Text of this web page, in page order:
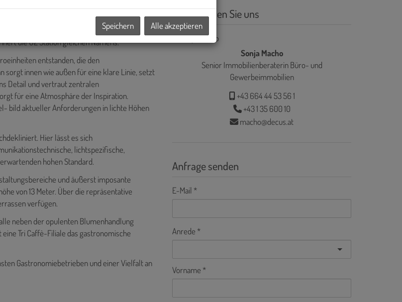
und auffällig unmittelbar am Schottenring. Mit
des „Rings“ zum Weltkulturerbe
wurde 1870 nach dem Schottenstift
die U2 Station gleichen Namens.
entstanden, die den
sorgt innen wie außen für eine klare Linie, setzt
Detail und vertraut zentralen
für eine Atmosphäre der Inspiration.
bild aktueller Anforderungen in lichte Höhen
Hier lässt es sich
lichtspezifische,
hohen Standard.
und äußerst imposante
von 13 Meter. Über die repräsentative
verfügen.
neben der opulenten Blumenhandlung
Tri Caffè-Filiale das gastronomische
Gastronomiebetrieben und einer Vielfalt an
Kontaktieren Sie uns
Sonja Macho
Senior Immobilienberaterin Büro- und
Gewerbeimmobilien
+43 664 44 53 56 1
+43 1 35 600 10
macho@decus.at
Anfrage senden
E-Mail
Anrede
Vorname
Speichern Alle akzeptieren